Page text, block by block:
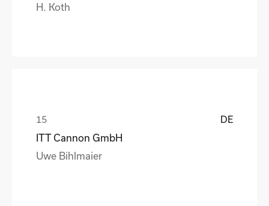
H. Koth
DE
ITT Cannon GmbH
Uwe Bihlmaier